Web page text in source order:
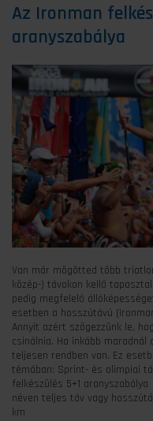
Az Ironman
aranyszabálya
Van már mögötted több
közép-) távokon kellő
pedig megfelelő
esetben a hosszútávú
Annyit azért szögezzünk le,
csinálnia. Ha inkább
teljesen rendben van. Ez
témában: Sprint- és olimpiai
felkészülés 5+1
néven teljes táv vagy
km